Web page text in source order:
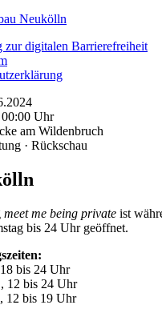
Neukölln
zur digitalen Barrierefreiheit
Uhr
am Wildenbruch
· Rückschau
meet me being private ist
bis 24 Uhr geöffnet.
bis 24 Uhr
12 bis 24 Uhr
12 bis 19 Uhr